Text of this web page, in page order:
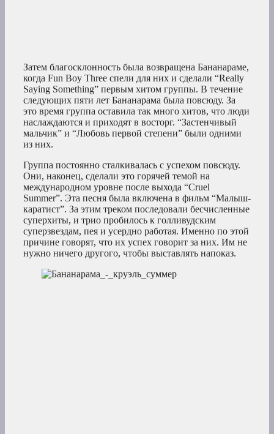
Затем благосклонность была возвращена Бананараме,
когда Fun Boy Three спели для них и сделали “Really
Saying Something” первым хитом группы. В течение
следующих пяти лет Бананарама была повсюду. За
это время группа оставила так много хитов, что люди
наслаждаются и приходят в восторг. “Застенчивый
мальчик” и “Любовь первой степени” были одними
из них.
Группа постоянно сталкивалась с успехом повсюду.
Они, наконец, сделали это горячей темой на
международном уровне после выхода “Cruel
Summer”. Эта песня была включена в фильм “Малыш-
каратист”. За этим треком последовали бесчисленные
суперхиты, и трио пробилось к голливудским
суперзвездам, пея и усердно работая. Именно по этой
причине говорят, что их успех говорит за них. Им не
нужно ничего другого, чтобы выставлять напоказ.